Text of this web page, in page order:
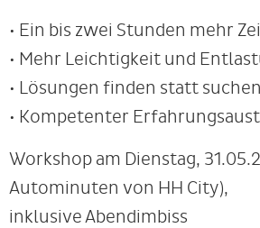
• Ein bis zwei Stunden mehr
• Mehr Leichtigkeit und
• Lösungen finden statt
• Kompetenter
Workshop am Dienstag,
Autominuten von HH City),
inklusive Abendimbiss